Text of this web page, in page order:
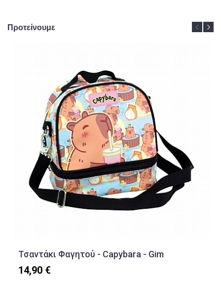
Προτείνουμε
Τσαντάκι Φαγητού - Capybara - Gim
14,90 €